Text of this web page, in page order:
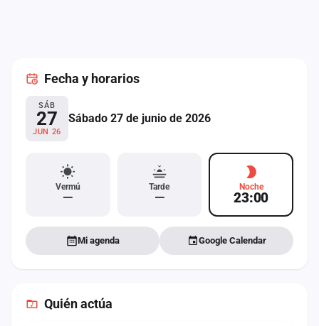
Fecha y horarios
SÁB
27
JUN 26
Sábado 27 de junio de 2026
Vermú
—
Tarde
—
Noche
23:00
Mi agenda Google Calendar
Quién actúa
Administración
Contacto